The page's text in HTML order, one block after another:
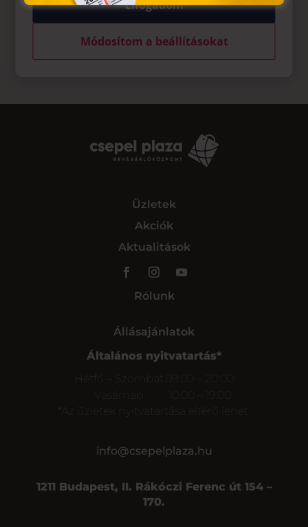
Üzletek
Akciók
Aktualitások
Rólunk
Állásajánlatok
Általános nyitvatartás*
Hétfő – Szombat
09:00 – 20:00
Vasárnap
*Az üzletek nyitvatartása eltérő lehet.
info@csepelplaza.hu
1211 Budapest, II. Rákóczi Ferenc út 154 –
170.
Elfogadom
Módosítom a beállításokat